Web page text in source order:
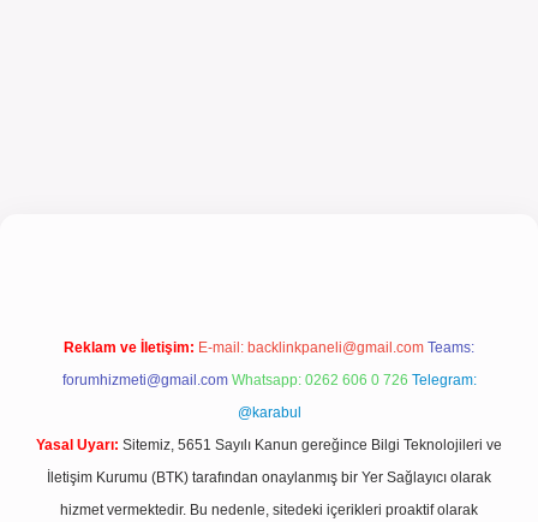
Reklam ve İletişim: E-mail: backlinkpaneli@gmail.com Teams:
forumhizmeti@gmail.com Whatsapp: 0262 606 0 726 Telegram:
@karabul
Yasal Uyarı: Sitemiz, 5651 Sayılı Kanun gereğince Bilgi Teknolojileri ve
İletişim Kurumu (BTK) tarafından onaylanmış bir Yer Sağlayıcı olarak
hizmet vermektedir. Bu nedenle, sitedeki içerikleri proaktif olarak